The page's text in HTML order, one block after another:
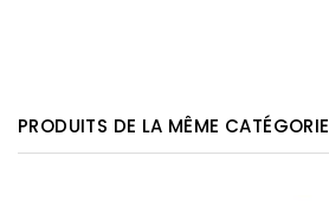
PRODUITS DE LA MÊME CATÉGORIE